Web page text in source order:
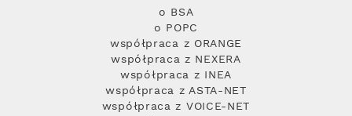
o BSA
o POPC
współpraca z ORANGE
współpraca z NEXERA
współpraca z INEA
współpraca z ASTA-NET
współpraca z VOICE-NET